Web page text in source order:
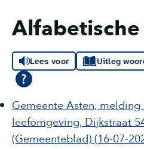
Lees voor Uitleg
Gemeente Asten​,
leefomgeving, Dijkstraat
(Gemeenteblad) (16-07-